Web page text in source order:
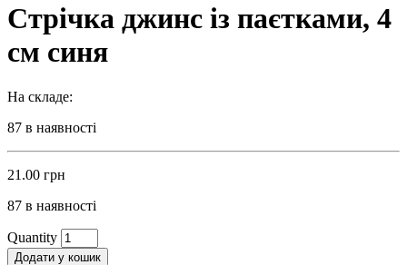
Стрічка джинс із паєтками, 4
см синя
На складе:
87 в наявності
21.00 грн
87 в наявності
Quantity
Додати у кошик